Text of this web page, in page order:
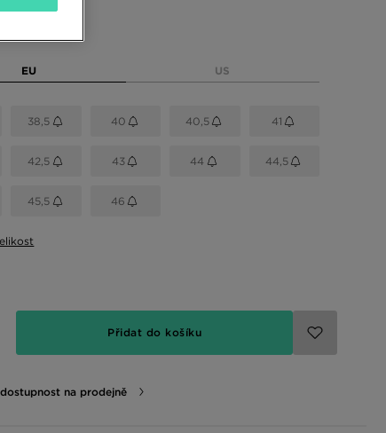
EU US
38,5 40 40,5 41
42,5 43 44 44,5
45,5 46
Přidat do košíku
na prodejně